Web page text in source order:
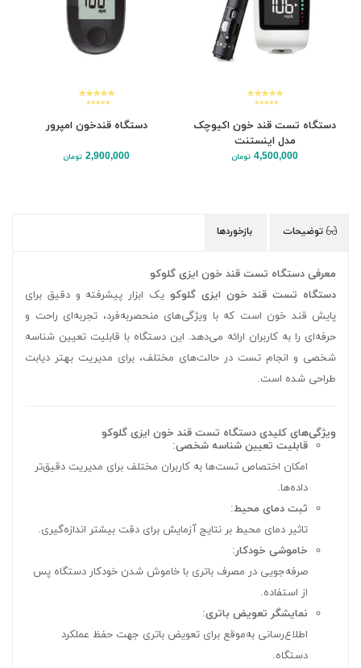
دستگاه تست قند خون اکیوچک
مدل اینستنت
4,500,000 تومان
دستگاه قندخون امپرور
2,900,000 تومان
توضیحات بازخوردها
معرفی دستگاه تست قند خون ایزی گلوکو
دستگاه تست قند خون ایزی گلوکو یک ابزار پیشرفته و دقیق برای
پایش قند خون است که با ویژگی‌های منحصر‌به‌فرد، تجربه‌ای راحت و
حرفه‌ای را به کاربران ارائه می‌دهد. این دستگاه با قابلیت تعیین شناسه
شخصی و انجام تست در حالت‌های مختلف، برای مدیریت بهتر دیابت
طراحی شده است.
ویژگی‌های کلیدی دستگاه تست قند خون ایزی گلوکو
قابلیت تعیین شناسه شخصی:
امکان اختصاص تست‌ها به کاربران مختلف برای مدیریت دقیق‌تر
داده‌ها.
ثبت دمای محیط:
تاثیر دمای محیط بر نتایج آزمایش برای دقت بیشتر اندازه‌گیری.
خاموشی خودکار:
صرفه‌جویی در مصرف باتری با خاموش شدن خودکار دستگاه پس
از استفاده.
نمایشگر تعویض باتری:
اطلاع‌رسانی به‌موقع برای تعویض باتری جهت حفظ عملکرد
دستگاه.